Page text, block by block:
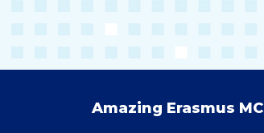
Amazing Erasmus MC